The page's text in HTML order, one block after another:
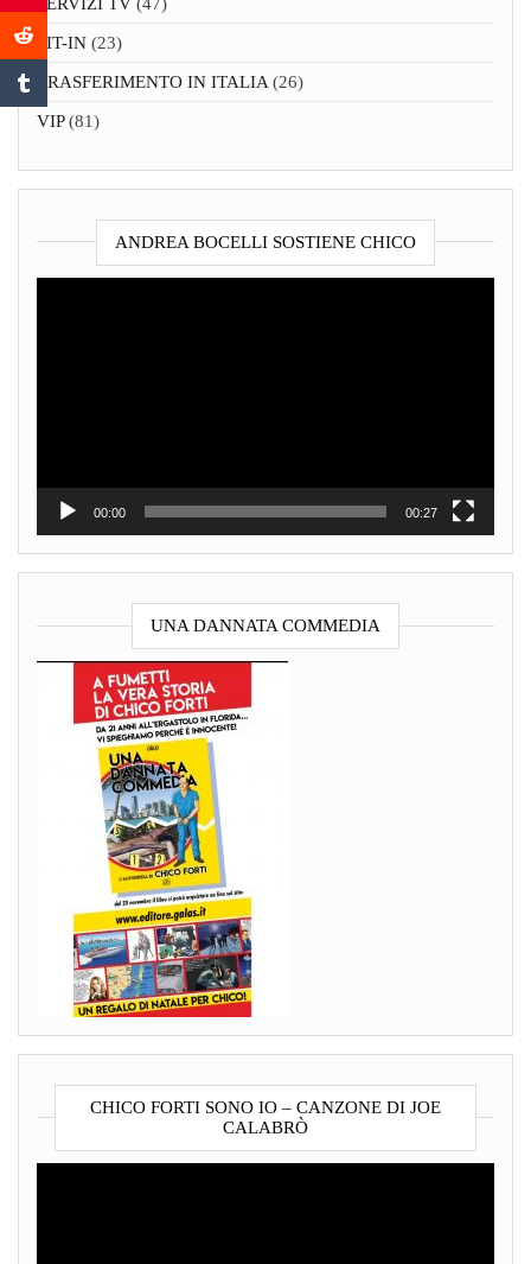
SIT-IN (23)
TRASFERIMENTO IN ITALIA (26)
VIP(81)
ANDREA BOCELLI SOSTIENE CHICO
00:00 00:27
UNA DANNATA COMMEDIA
CHICO FORTI SONO IO – CANZONE DI JOE
CALABRÒ